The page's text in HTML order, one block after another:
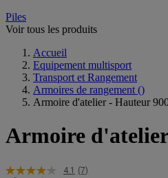
Piles
Voir tous les produits
Accueil
Equipement multisport
Transport et Rangement
Armoires de rangement ()
Armoire d'atelier - Hauteur
Armoire
4.1 (7)